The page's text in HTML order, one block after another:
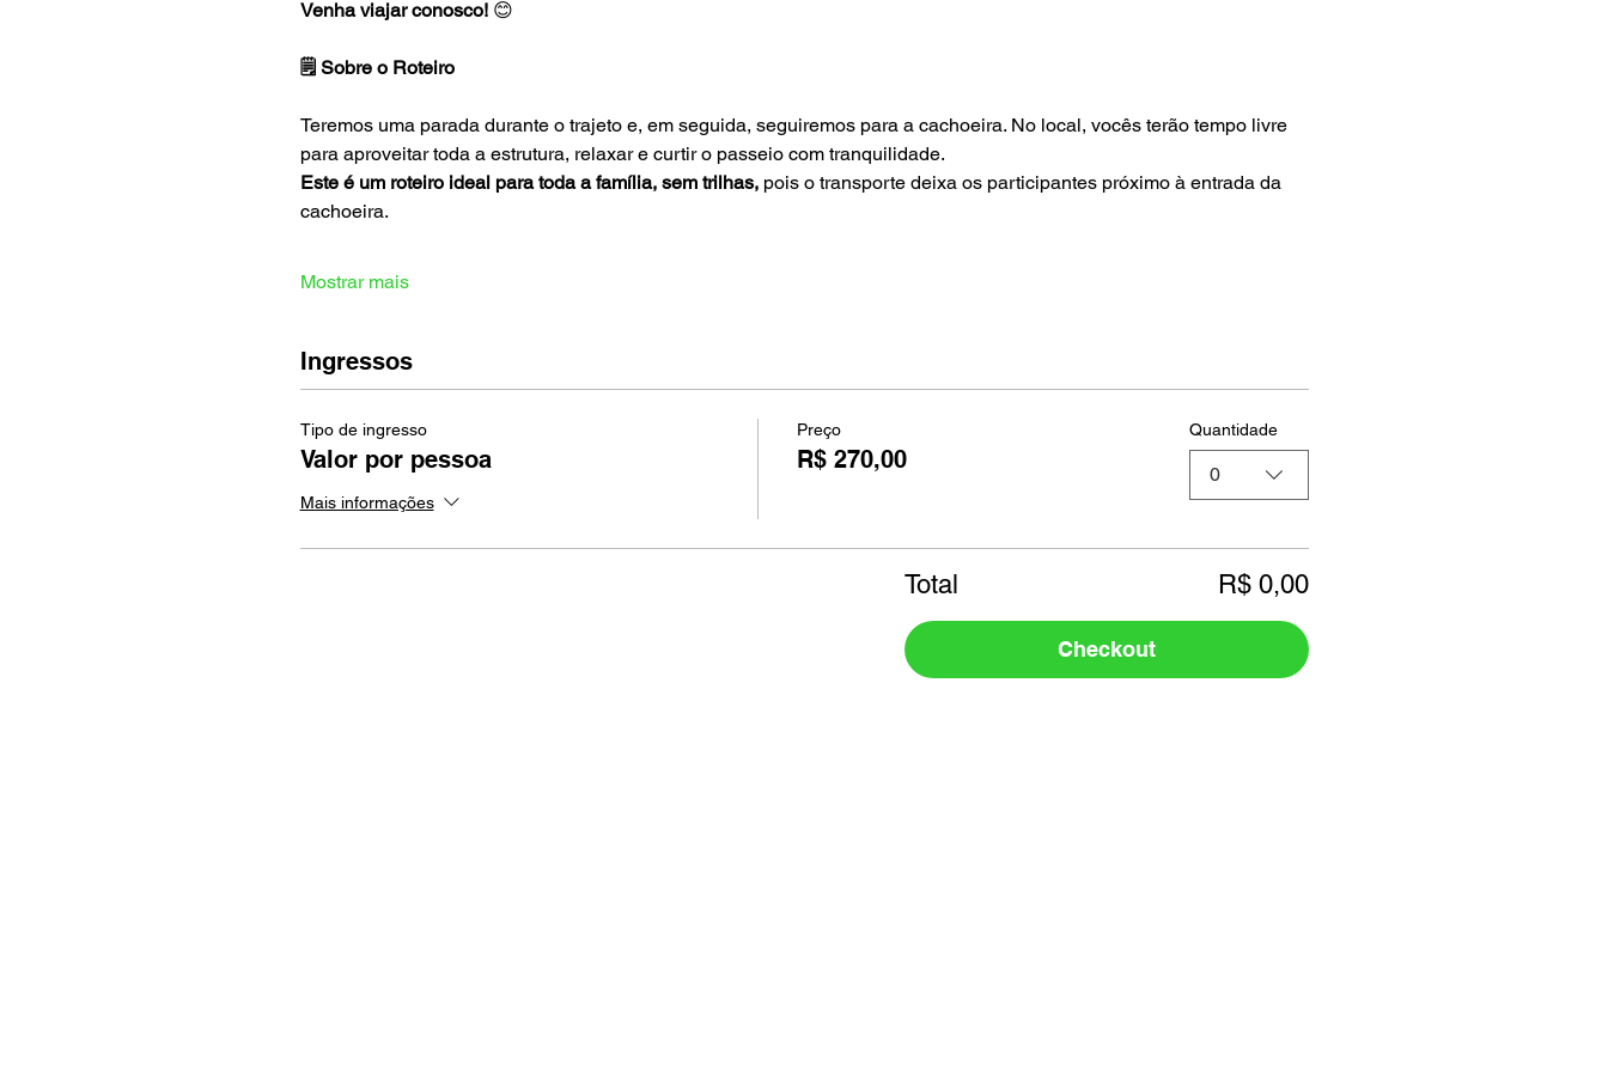
Venha viajar conosco! 😊
🗒️ Sobre o Roteiro
Teremos uma parada durante o trajeto e, em seguida, seguiremos para a cachoeira. No local, vocês terão tempo livre
para aproveitar toda a estrutura, relaxar e curtir o passeio com tranquilidade.
Este é um roteiro ideal para toda a família, sem trilhas, pois o transporte deixa os participantes próximo à entrada da
cachoeira.
Mostrar mais
Ingressos
Tipo de ingresso
Valor por pessoa
Mais informações
Preço
R$ 270,00
Quantidade
0
Total R$ 0,00
Checkout